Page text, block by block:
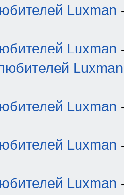
Luxman
Luxman
Luxman
Luxman
Luxman
Luxman